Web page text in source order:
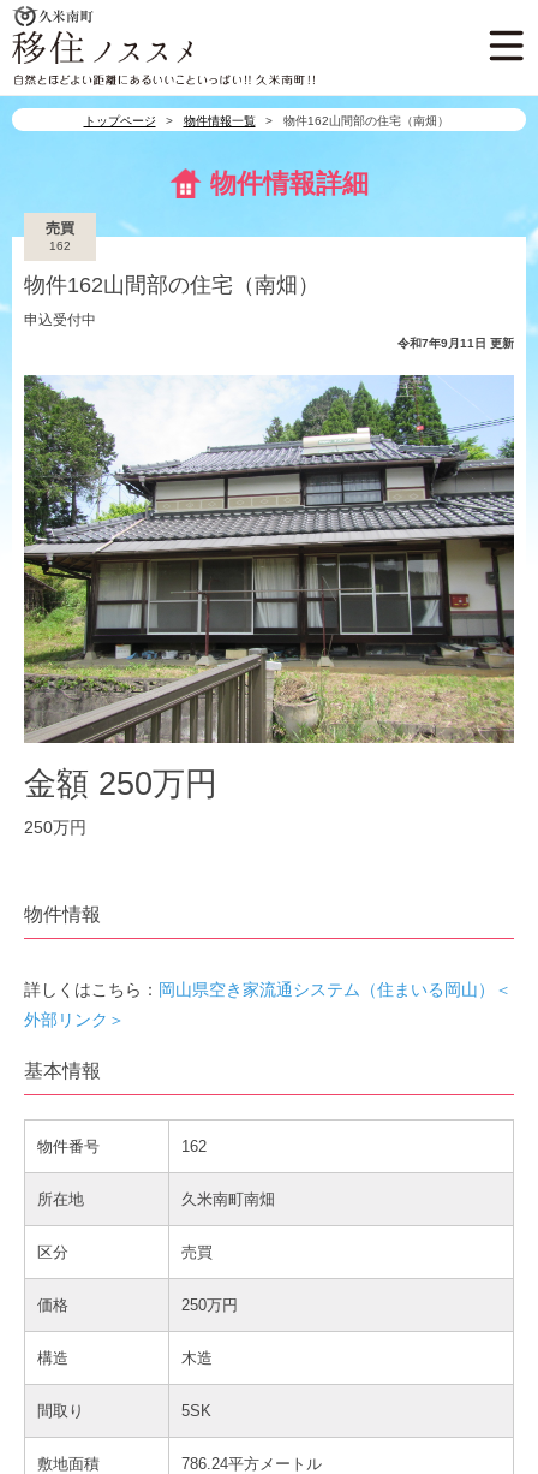
久米南町 移住ノスス
トップページ 物件情報一覧 物件162山間部の住宅（南畑）
物件情報詳細
売買
162
物件162山間部の住宅（南畑）
申込受付中
令和7年9月11日 更新
金額 250万円
250万円
物件情報
詳しくはこちら： 岡山県空き家流通システム（住まいる岡山）＜
外部リンク＞
基本情報
物件番号 162
所在地 久米南町南畑
区分 売買
価格 250万円
構造 木造
間取り 5SK
敷地面積 786.24平方メートル